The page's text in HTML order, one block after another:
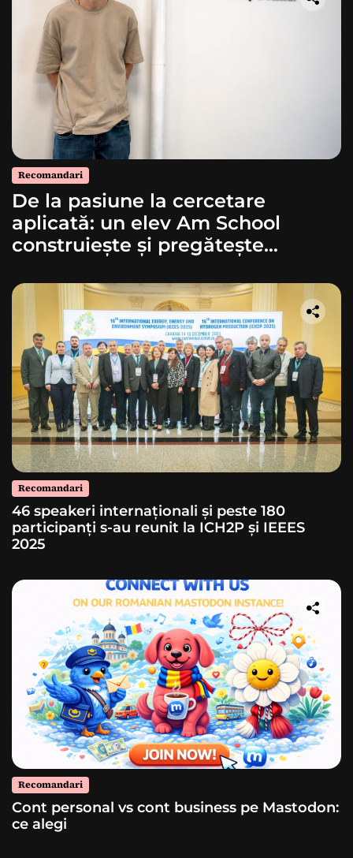
Recomandari
De la pasiune la cercetare
aplicată: un elev Am School
construiește și pregătește
Recomandari
46 speakeri internaționali și peste 180
participanți s-au reunit la ICH2P și IEEES
2025
Recomandari
Cont personal vs cont business pe Mastodon:
ce alegi